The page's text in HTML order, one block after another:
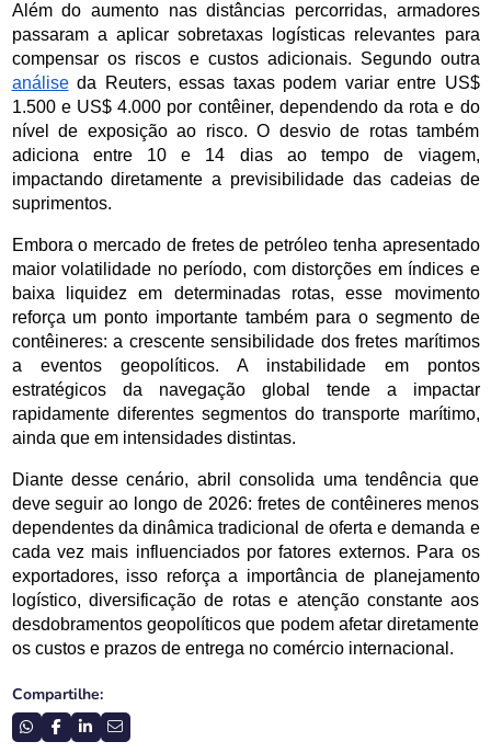
Além do aumento nas distâncias percorridas, armadores
passaram a aplicar sobretaxas logísticas relevantes para
análise da Reuters, essas taxas podem variar entre US$
1.500 e US$ 4.000 por contêiner, dependendo da rota e do
nível de exposição ao risco. O desvio de rotas também
adiciona entre 10 e 14 dias ao tempo de viagem,
impactando diretamente a previsibilidade das cadeias de
suprimentos.
Embora o mercado de fretes de petróleo tenha apresentado
maior volatilidade no período, com distorções em índices e
baixa liquidez em determinadas rotas, esse movimento
reforça um ponto importante também para o segmento de
contêineres: a crescente sensibilidade dos fretes marítimos
a eventos geopolíticos. A instabilidade em pontos
estratégicos da navegação global tende a impactar
rapidamente diferentes segmentos do transporte marítimo,
ainda que em intensidades distintas.
Diante desse cenário, abril consolida uma tendência que
deve seguir ao longo de 2026: fretes de contêineres menos
dependentes da dinâmica tradicional de oferta e demanda e
cada vez mais influenciados por fatores externos. Para os
exportadores, isso reforça a importância de planejamento
logístico, diversificação de rotas e atenção constante aos
desdobramentos geopolíticos que podem afetar diretamente
os custos e prazos de entrega no comércio internacional.
Compartilhe: